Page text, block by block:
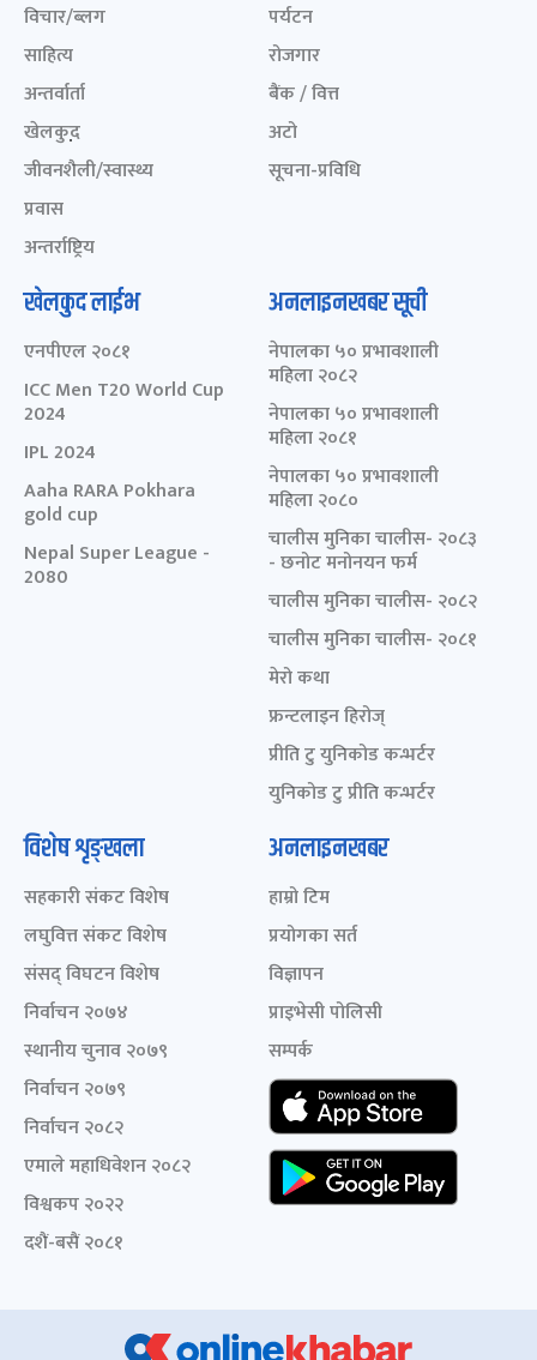
विचार/ब्लग
साहित्य
अन्तर्वार्ता
खेलकुद़़
जीवनशैली/स्वास्थ्य
प्रवास
अन्तर्राष्ट्रिय
पर्यटन
रोजगार
बैंक / वित्त
अटो
सूचना-प्रविधि
खेलकुद लाईभ
एनपीएल २०८१
ICC Men T20 World Cup
2024
IPL 2024
Aaha RARA Pokhara
gold cup
Nepal Super League -
2080
अनलाइनखबर सूची
नेपालका ५० प्रभावशाली
महिला २०८२
नेपालका ५० प्रभावशाली
महिला २०८१
नेपालका ५० प्रभावशाली
महिला २०८०
चालीस मुनिका चालीस- २०८३
- छनोट मनोनयन फर्म
चालीस मुनिका चालीस- २०८२
चालीस मुनिका चालीस- २०८१
मेरो कथा
फ्रन्टलाइन हिरोज्
प्रीति टु युनिकोड कन्भर्टर
युनिकोड टु प्रीति कन्भर्टर
विशेष शृङ्खला
सहकारी संकट विशेष
लघुवित्त संकट विशेष
संसद् विघटन विशेष
निर्वाचन २०७४
स्थानीय चुनाव २०७९
निर्वाचन २०७९
निर्वाचन २०८२
एमाले महाधिवेशन २०८२
विश्वकप २०२२
दशैं-बसैं २०८१
अनलाइनखबर
हाम्रो टिम
प्रयोगका सर्त
विज्ञापन
प्राइभेसी पोलिसी
सम्पर्क